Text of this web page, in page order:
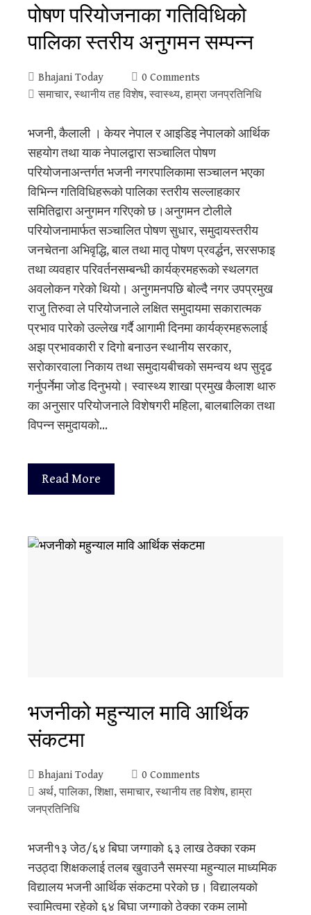
पोषण परियोजनाका गतिविधिको
पालिका स्तरीय अनुगमन सम्पन्न
Bhajani Today
0 Comments
समाचार, स्थानीय तह विशेष, स्वास्थ्य, हाम्रा जनप्रतिनिधि
भजनी, कैलाली । केयर नेपाल र आइडिइ नेपालको आर्थिक
सहयोग तथा याक नेपालद्वारा सञ्चालित पोषण
परियोजनाअन्तर्गत भजनी नगरपालिकामा सञ्चालन भएका
विभिन्न गतिविधिहरूको पालिका स्तरीय सल्लाहकार
समितिद्वारा अनुगमन गरिएको छ।अनुगमन टोलीले
परियोजनामार्फत सञ्चालित पोषण सुधार, समुदायस्तरीय
जनचेतना अभिवृद्धि, बाल तथा मातृ पोषण प्रवर्द्धन, सरसफाइ
तथा व्यवहार परिवर्तनसम्बन्धी कार्यक्रमहरूको स्थलगत
अवलोकन गरेको थियो। अनुगमनपछि बोल्दै नगर उपप्रमुख
राजु तिरुवा ले परियोजनाले लक्षित समुदायमा सकारात्मक
प्रभाव पारेको उल्लेख गर्दै आगामी दिनमा कार्यक्रमहरूलाई
अझ प्रभावकारी र दिगो बनाउन स्थानीय सरकार,
सरोकारवाला निकाय तथा समुदायबीचको समन्वय थप सुदृढ
गर्नुपर्नेमा जोड दिनुभयो। स्वास्थ्य शाखा प्रमुख कैलाश थारु
का अनुसार परियोजनाले विशेषगरी महिला, बालबालिका तथा
विपन्न समुदायको…
Read More
भजनीको महुन्याल मावि आर्थिक
संकटमा
Bhajani Today
0 Comments
अर्थ, पालिका, शिक्षा, समाचार, स्थानीय तह विशेष, हाम्रा
जनप्रतिनिधि
भजनी१३ जेठ/६४ बिघा जग्गाको ६३ लाख ठेक्का रकम
नउठ्दा शिक्षकलाई तलब खुवाउनै समस्या महुन्याल माध्यमिक
विद्यालय भजनी आर्थिक संकटमा परेको छ। विद्यालयको
स्वामित्वमा रहेको ६४ बिघा जग्गाको ठेक्का रकम लामो